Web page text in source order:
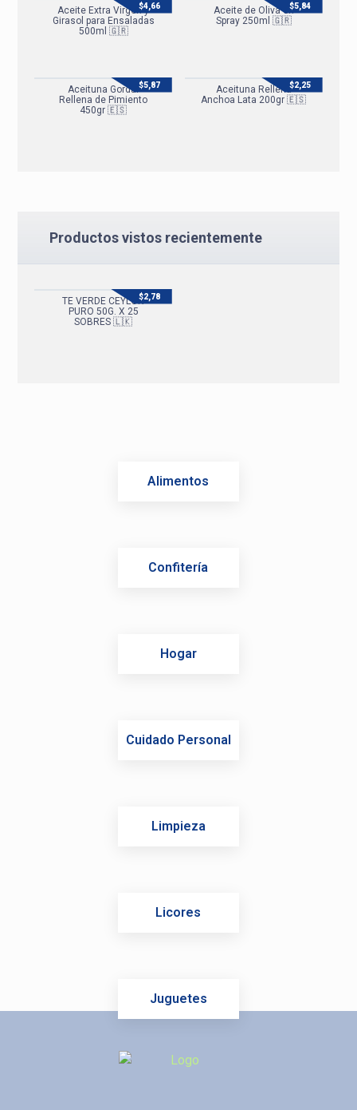
Aceite Extra Virgen y
Girasol para Ensaladas
500ml 🇬🇷
$4,66
Aceite de Oliva en
Spray 250ml 🇬🇷
$5,84
Aceituna Gordal
Rellena de Pimiento
450gr 🇪🇸
$5,87
Aceituna Rellena
Anchoa Lata 200gr 🇪🇸
$2,25
Productos vistos recientemente
TE VERDE CEYLON
PURO 50G. X 25
SOBRES 🇱🇰
$2,78
Alimentos
Confitería
Hogar
Cuidado Personal
Limpieza
Licores
Juguetes